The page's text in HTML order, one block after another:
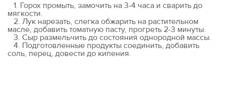
1. Горох промыть, замочить на 3-4 часа и сварить до
мягкости.
2. Лук нарезать, слегка обжарить на растительном
масле, добавить томатную пасту, прогреть 2-3 минуты.
3. Сыр размельчить до состояния однородной массы.
4. Подготовленные продукты соединить, добавить
соль, перец, довести до кипения.